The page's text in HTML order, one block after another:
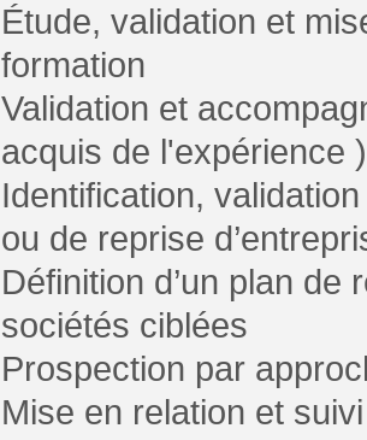
Étude, validation et
formation
Validation et
acquis de l'expérience )
Identification,
ou de reprise
Définition d’un plan de
sociétés ciblées
Prospection par
Mise en relation et